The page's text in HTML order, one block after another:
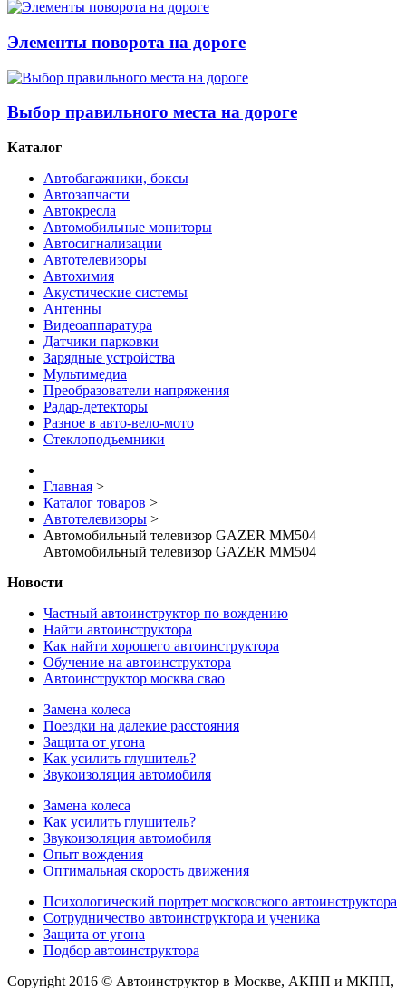
Элементы поворота на дороге
Выбор правильного места на дороге
Каталог
Автобагажники, боксы
Автозапчасти
Автокресла
Автомобильные мониторы
Автосигнализации
Автотелевизоры
Автохимия
Акустические системы
Антенны
Видеоаппаратура
Датчики парковки
Зарядные устройства
Мультимедиа
Преобразователи напряжения
Радар-детекторы
Разное в авто-вело-мото
Стеклоподъемники
Главная >
Каталог товаров >
Автотелевизоры >
Автомобильный телевизор GAZER MM504
Автомобильный телевизор GAZER MM504
Новости
Частный автоинструктор по вождению
Найти автоинструктора
Как найти хорошего автоинструктора
Обучение на автоинструктора
Автоинструктор москва свао
Замена колеса
Поездки на далекие расстояния
Защита от угона
Как усилить глушитель?
Звукоизоляция автомобиля
Замена колеса
Как усилить глушитель?
Звукоизоляция автомобиля
Опыт вождения
Оптимальная скорость движения
Психологический портрет московского автоинструктора
Сотрудничество автоинструктора и ученика
Защита от угона
Подбор автоинструктора
Copyright 2016 © Автоинструктор в Москве, АКПП и МКПП,